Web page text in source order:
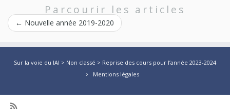
Parcourir les articles
← Nouvelle année 2019-2020
Sur la voie du IAI > Non classé > Reprise des cours pour l’année 2023-2024
Mentions légales